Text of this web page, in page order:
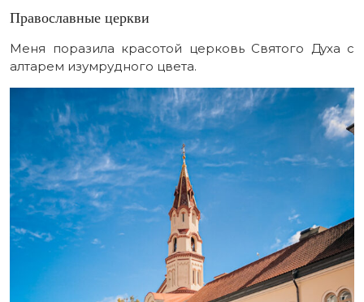
Православные церкви
Меня поразила красотой церковь Святого Духа с
алтарем изумрудного цвета.